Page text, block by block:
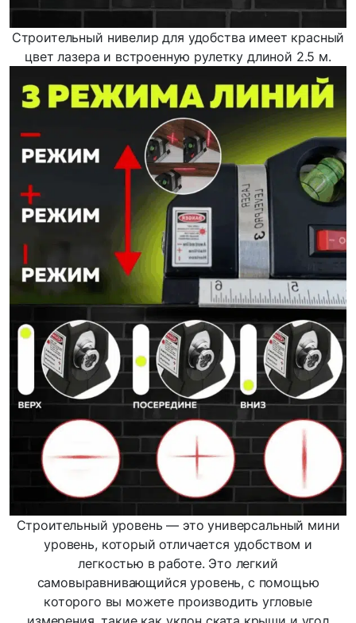
Строительный нивелир для удобства имеет красный
цвет лазера и встроенную рулетку длиной 2.5 м.
Строительный уровень — это универсальный мини
уровень, который отличается удобством и
легкостью в работе. Это легкий
самовыравнивающийся уровень, с помощью
которого вы можете производить угловые